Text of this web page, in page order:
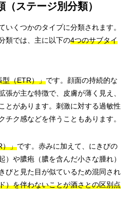
ステージ別分類）
いくつかのタイプに分類されます。
類では、主に以下の4つのサブタイ
型（ETR）」です。顔面の持続的な
張が主な特徴で、皮膚が薄く見え、
とがあります。刺激に対する過敏性
チク感などを伴うこともあります。
）」です。赤みに加えて、にきびの
）や膿疱（膿を含んだ小さな腫れ）
びと見た目が似ているため混同され
）を伴わないことが酒さとの区別点